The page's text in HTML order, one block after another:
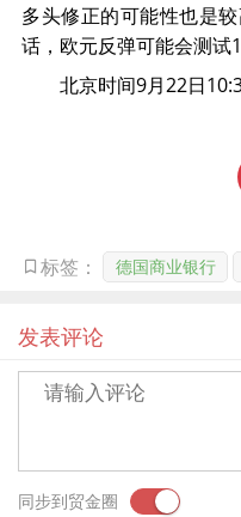
多头修正的可能性也是
话，欧元反弹可能会测试
北京时间9月22日
标签： 德国商业银行
发表评论
同步到贸金圈